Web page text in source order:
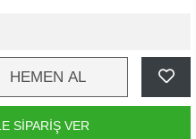
HEMEN AL
SİPARİŞ VER